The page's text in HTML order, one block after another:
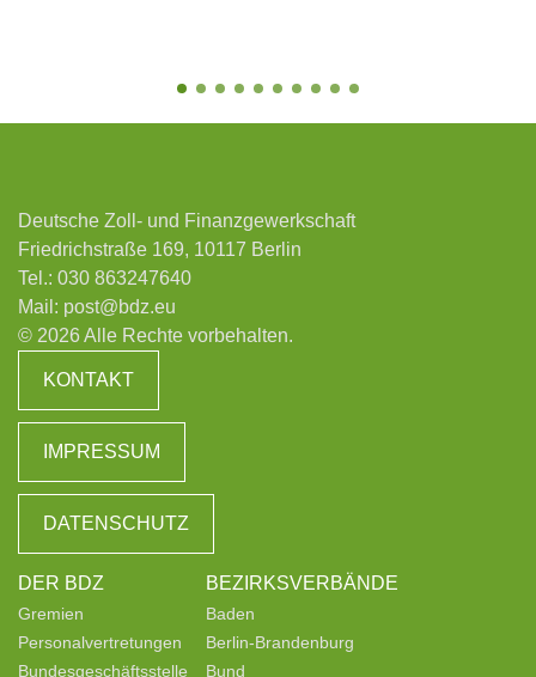
Deutsche Zoll- und Finanzgewerkschaft
Friedrichstraße 169, 10117 Berlin
Tel.: 030 863247640
Mail: post@bdz.eu
© 2026 Alle Rechte vorbehalten.
KONTAKT
IMPRESSUM
DATENSCHUTZ
DER BDZ
Gremien
Personalvertretungen
Bundesgeschäftsstelle
BEZIRKSVERBÄNDE
Baden
Berlin-Brandenburg
Bund